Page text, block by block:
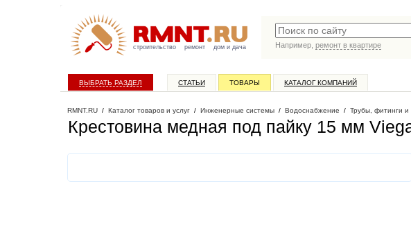
строительство ремонт дом и дача
Например, ремонт в квартире
ВЫБРАТЬ РАЗДЕЛ СТАТЬИ ТОВАРЫ КАТАЛОГ КОМПАНИЙ
RMNT.RU / Каталог товаров и услуг / Инженерные системы / Водоснабжение / Трубы, фитинги и
Крестовина медная под пайку 15 мм